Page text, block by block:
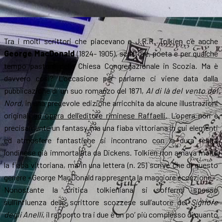
Tra i molti scrittori che piacevano a J.R.R. Tolkien c’è anche
George MacDonald(1824- 1905), scrittore, poeta e per qualche
tempo pastore della Chiesa Congregazionale in Scozia. Ma è
davvero così? L’occasione per parlarne ci viene data dalla
pubblicazione di un suo romanzo del 1871, Al di là del vento del
Nord, in una pregevole edizione arricchita da alcune illustrazioni
originali
ad opera dell’editore riminese Raffaelli. L’opera non è
precisamente un fantasy, ma una fiaba vittoriana in cui elementi
ed atmosfere fantastiche si incontrano con la dura realtà
londinese già immortalata da Dickens. Tolkien non amava molta
la fiaba vittoriana, ma in una lettera (n. 25) scrive che di questo
genere «George MacDonald rappresenta la maggiore eccezione».
Nonostante la critica tolkieniana si soffermi spesso
sull’influenza dello scrittore scozzese sull’autore delSignore
degli Anelli, il rapporto tra i due è un po’ più complesso di quanto